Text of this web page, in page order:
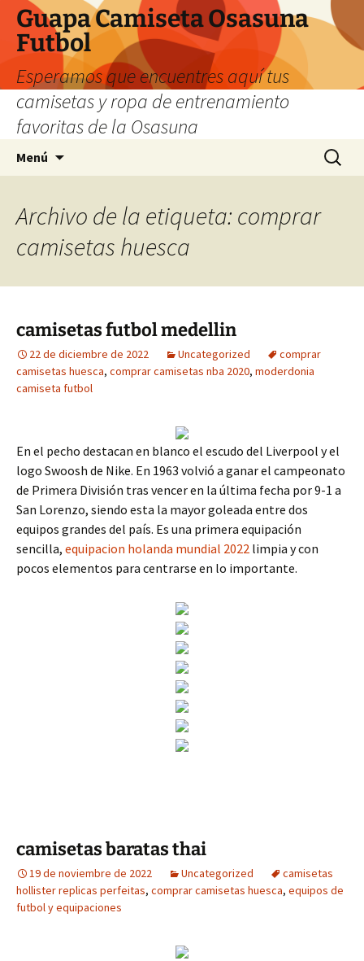
Guapa Camiseta Osasuna
Futbol
Esperamos que encuentres aquí tus
camisetas y ropa de entrenamiento
favoritas de la Osasuna
Menú Buscar:
Archivo de la etiqueta: comprar
camisetas huesca
camisetas futbol medellin
22 de diciembre de 2022 Uncategorized
comprar
camisetas huesca, comprar camisetas nba 2020, moderdonia
camiseta futbol
En el pecho destacan en blanco el escudo del Liverpool y el
logo Swoosh de Nike. En 1963 volvió a ganar el campeonato
de Primera División tras vencer en la última fecha por 9-1 a
San Lorenzo, siendo esta la mayor goleada entre dos
equipos grandes del país. Es una primera equipación
sencilla, equipacion holanda mundial 2022 limpia y con
pocos elementos para centrarse en lo importante.
camisetas baratas thai
19 de noviembre de 2022 Uncategorized
camisetas
hollister replicas perfeitas, comprar camisetas huesca, equipos de
futbol y equipaciones